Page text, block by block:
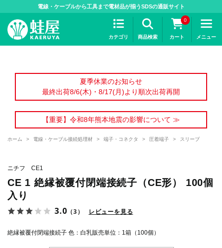
電線・ケーブルから工具まで電材品が揃うSDSの通販サイト
カテゴリ 商品検索
0
カート メニュー
夏季休業のお知らせ
最終出荷8/6(木)・8/17(月)より順次出荷再開
【重要】令和8年熊本地震の影響について ≫
ホーム > 電線・ケーブル接続処理材 > 端子・コネクタ > 圧着端子 > スリーブ
ニチフ CE1
CE 1 絶縁被覆付閉端接続子（CE形） 100個
入り
3.0 （3） レビューを見る
絶縁被覆付閉端接続子 色：白乳販売単位：1箱（100個）